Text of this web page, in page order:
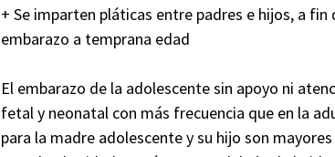
+ Se imparten pláticas entre padres e hijos, a
embarazo a temprana edad
El embarazo de la adolescente sin apoyo ni
fetal y neonatal con más frecuencia que en la
para la madre adolescente y su hijo son